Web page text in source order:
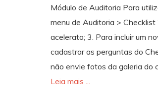
Módulo de Auditoria Para
menu de Auditoria >
acelerato; 3. Para incluir um
cadastrar as perguntas do
não envie fotos da galeria do
Leia mais ...